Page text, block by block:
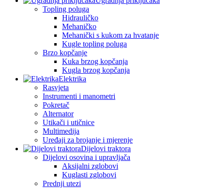
Topling poluga
Hidrauličko
Mehaničko
Mehanički s kukom za hvatanje
Kugle topling poluga
Brzo kopčanje
Kuka brzog kopčanja
Kugla brzog kopčanja
Elektrika
Rasvjeta
Instrumenti i manometri
Pokretač
Alternator
Utikači i utičnice
Multimedija
Uređaji za brojanje i mjerenje
Dijelovi traktora
Dijelovi osovina i upravljača
Aksijalni zglobovi
Kuglasti zglobovi
Prednji utezi